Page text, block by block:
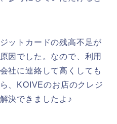
ットカードの残高不足が
因でした。なので、利用
社に連絡して高くしても
、KOIVEのお店のクレジ
決できましたよ♪